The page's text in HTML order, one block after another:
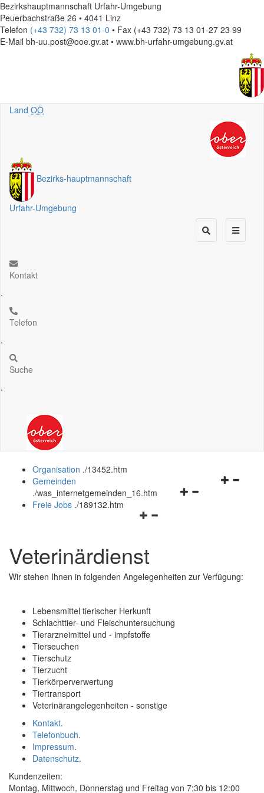
Bezirkshauptmannschaft Urfahr-Umgebung
Peuerbachstraße 26 • 4041 Linz
Telefon (+43 732) 73 13 01-0 • Fax (+43 732) 73 13 01-27 23 99
E-Mail bh-uu.post@ooe.gv.at • www.bh-urfahr-umgebung.gv.at
Land OÖ
Bezirks-hauptmannschaft
Urfahr-Umgebung
Kontakt
.
Telefon
.
Suche
.
Organisation ./13452.htm
Navigationsmenü
Gemeinden
./was_internetgemeinden_16.htm
Navigationsmenü
schließen
Freie Jobs ./189132.htm
Veterinärdienst
Wir stehen Ihnen in folgenden Angelegenheiten zur Verfügung:
Lebensmittel tierischer Herkunft
Schlachttier- und Fleischuntersuchung
Tierarzneimittel und - impfstoffe
Tierseuchen
Tierschutz
Tierzucht
Tierkörperverwertung
Tiertransport
Veterinärangelegenheiten - sonstige
Kontakt.
Telefonbuch.
Impressum.
Datenschutz.
Kundenzeiten:
Montag, Mittwoch, Donnerstag und Freitag von 7:30 bis 12:00